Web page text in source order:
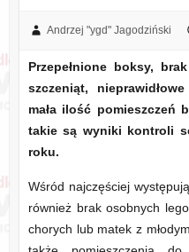
Andrzej "ygd" Jagodziński
Przepełnione boksy,
szczeniąt,
mała ilość pomieszczeń
takie są wyniki kontroli
roku.
Wśród najczęściej
również brak osobnych
chorych lub matek z